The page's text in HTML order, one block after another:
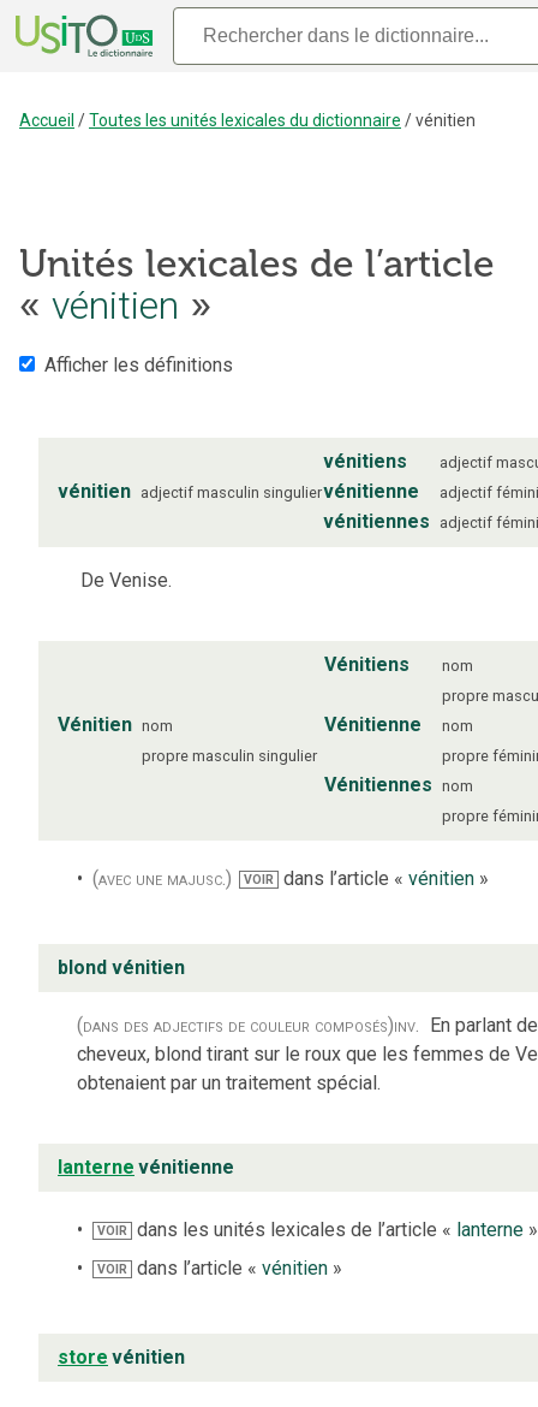
Accueil /Toutes les unités lexicales du dictionnaire /vénitien
Unités lexicales de l’article
« vénitien »
Afficher les définitions
vénitien adjectif masculin singulier
vénitiens adjectif
vénitienne adjectif
vénitiennes adjectif
De Venise.
Vénitien nom
propre masculin singulier
Vénitiens
nom
propre
Vénitienne
nom
propre
Vénitiennes nom
propre
(avec une majusc.) VOIR dans l’article « vénitien»
blond vénitien
(dans des adjectifs de couleur composés)inv. En parlant
cheveux, blond tirant sur le roux que les femmes de
obtenaient par un traitement spécial.
lanterne vénitienne
VOIR dans les unités lexicales de l’article « lanterne »
VOIR dans l’article «vénitien »
store vénitien